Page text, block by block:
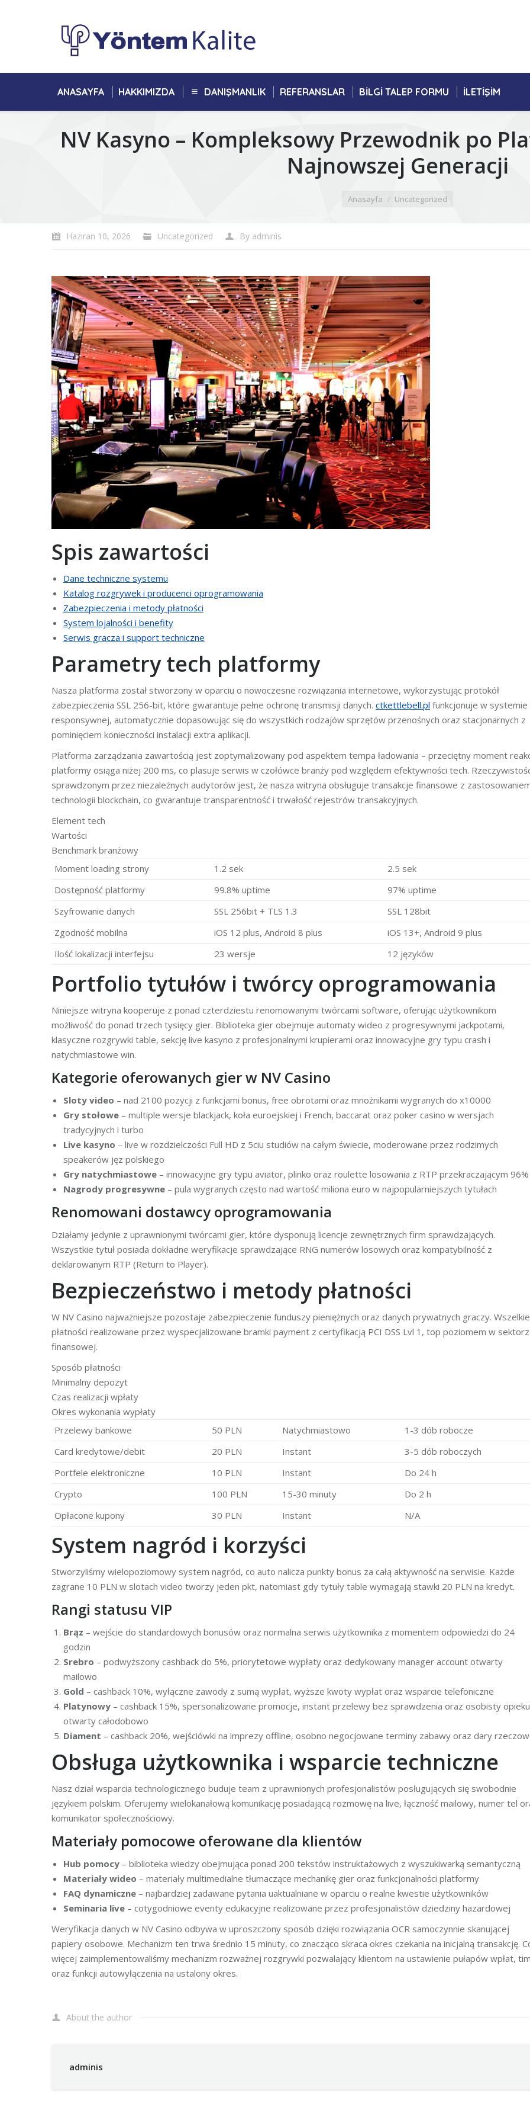
ANASAYFA HAKKIMIZDA DANIŞMANLIK REFERANSLAR BILGI TALEP FORMU İLETIŞIM
NV Kasyno – Kompleksowy Przewodnik po
Najnowszej Generacji
Anasayfa Uncategorized
Haziran 10, 2026 Uncategorized By adminis
Spis zawartości
Dane techniczne systemu
Katalog rozgrywek i producenci oprogramowania
Zabezpieczenia i metody płatności
System lojalności i benefity
Serwis gracza i support techniczne
Parametry tech platformy
Nasza platforma został stworzony w oparciu o nowoczesne rozwiązania internetowe, wykorzystując protokół
zabezpieczenia SSL 256-bit, które gwarantuje pełne ochronę transmisji danych. ctkettlebell.pl funkcjonuje w systemie
responsywnej, automatycznie dopasowując się do wszystkich rodzajów sprzętów przenośnych oraz stacjonarnych z
pominięciem konieczności instalacji extra aplikacji.
Platforma zarządzania zawartością jest zoptymalizowany pod aspektem tempa ładowania – przeciętny moment
platformy osiąga niżej 200 ms, co plasuje serwis w czołówce branży pod względem efektywności tech.
sprawdzonym przez niezależnych audytorów jest, że nasza witryna obsługuje transakcje finansowe z
technologii blockchain, co gwarantuje transparentność i trwałość rejestrów transakcyjnych.
Element tech
Wartości
Benchmark branżowy
Moment loading strony
1.2 sek
2.5 sek
Dostępność platformy
99.8% uptime
97% uptime
Szyfrowanie danych
SSL 256bit + TLS 1.3
SSL 128bit
Zgodność mobilna
iOS 12 plus, Android 8 plus
iOS 13+, Android 9 plus
Ilość lokalizacji interfejsu
23 wersje 12 języków
Portfolio tytułów i twórcy oprogramowania
Niniejsze witryna kooperuje z ponad czterdziestu renomowanymi twórcami software, oferując użytkownikom
możliwość do ponad trzech tysięcy gier. Biblioteka gier obejmuje automaty wideo z progresywnymi jackpotami,
klasyczne rozgrywki table, sekcję live kasyno z profesjonalnymi krupierami oraz innowacyjne gry typu crash i
natychmiastowe win.
Kategorie oferowanych gier w NV Casino
Sloty video – nad 2100 pozycji z funkcjami bonus, free obrotami oraz mnożnikami wygranych do x10000
Gry stołowe – multiple wersje blackjack, koła euroejskiej i French, baccarat oraz poker casino w wersjach
tradycyjnych i turbo
Live kasyno – live w rozdzielczości Full HD z 5ciu studiów na całym świecie, moderowane przez rodzimych
speakerów jęz polskiego
Gry natychmiastowe – innowacyjne gry typu aviator, plinko oraz roulette losowania z RTP przekraczającym 96%
Nagrody progresywne – pula wygranych często nad wartość miliona euro w najpopularniejszych tytułach
Renomowani dostawcy oprogramowania
Działamy jedynie z uprawnionymi twórcami gier, które dysponują licencje zewnętrznych firm sprawdzających.
Wszystkie tytuł posiada dokładne weryfikacje sprawdzające RNG numerów losowych oraz kompatybilność z
deklarowanym RTP (Return to Player).
Bezpieczeństwo i metody płatności
W NV Casino najważniejsze pozostaje zabezpieczenie funduszy pieniężnych oraz danych prywatnych graczy. Wszelkie
płatności realizowane przez wyspecjalizowane bramki payment z certyfikacją PCI DSS Lvl 1, top poziomem w
finansowej.
Sposób płatności
Minimalny depozyt
Czas realizacji wpłaty
Okres wykonania wypłaty
Przelewy bankowe
50 PLN Natychmiastowo
1-3 dób robocze
Card kredytowe/debit
20 PLN Instant
3-5 dób roboczych
Portfele elektroniczne
10 PLN Instant
Do 24 h
Crypto
100 PLN 15-30 minuty
Do 2 h
Opłacone kupony
30 PLN Instant N/A
System nagród i korzyści
Stworzyliśmy wielopoziomowy system nagród, co auto nalicza punkty bonus za całą aktywność na serwisie. Każde
zagrane 10 PLN w slotach video tworzy jeden pkt, natomiast gdy tytuły table wymagają stawki 20 PLN na kredyt.
Rangi statusu VIP
Brąz – wejście do standardowych bonusów oraz normalna serwis użytkownika z momentem odpowiedzi do 24
godzin
Srebro – podwyższony cashback do 5%, priorytetowe wypłaty oraz dedykowany manager account otwarty
mailowo
Gold – cashback 10%, wyłączne zawody z sumą wypłat, wyższe kwoty wypłat oraz wsparcie telefoniczne
Platynowy – cashback 15%, spersonalizowane promocje, instant przelewy bez sprawdzenia oraz osobisty
otwarty całodobowo
Diament – cashback 20%, wejściówki na imprezy offline, osobno negocjowane terminy zabawy oraz dary
Obsługa użytkownika i wsparcie techniczne
Nasz dział wsparcia technologicznego buduje team z uprawnionych profesjonalistów posługujących się swobodnie
językiem polskim. Oferujemy wielokanałową komunikację posiadającą rozmowę na live, łączność mailowy, numer tel
komunikator społecznościowy.
Materiały pomocowe oferowane dla klientów
Hub pomocy – biblioteka wiedzy obejmująca ponad 200 tekstów instruktażowych z wyszukiwarką semantyczną
Materiały wideo – materiały multimedialne tłumaczące mechanikę gier oraz funkcjonalności platformy
FAQ dynamiczne – najbardziej zadawane pytania uaktualniane w oparciu o realne kwestie użytkowników
Seminaria live – cotygodniowe eventy edukacyjne realizowane przez profesjonalistów dziedziny hazardowej
Weryfikacja danych w NV Casino odbywa w uproszczony sposób dzięki rozwiązania OCR samoczynnie skanującej
papiery osobowe. Mechanizm ten trwa średnio 15 minuty, co znacząco skraca okres czekania na inicjalną transakcję.
więcej zaimplementowaliśmy mechanizm rozważnej rozgrywki pozwalający klientom na ustawienie pułapów wpłat,
oraz funkcji autowyłączenia na ustalony okres.
About the author
adminis